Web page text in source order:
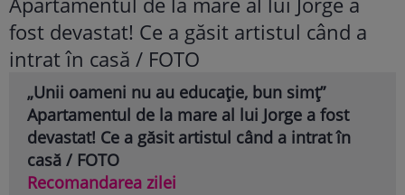
„Unii oameni nu au educație, bun simț”
Apartamentul de la mare al lui Jorge a fost
devastat! Ce a găsit artistul când a intrat în
casă / FOTO
Recomandarea zilei